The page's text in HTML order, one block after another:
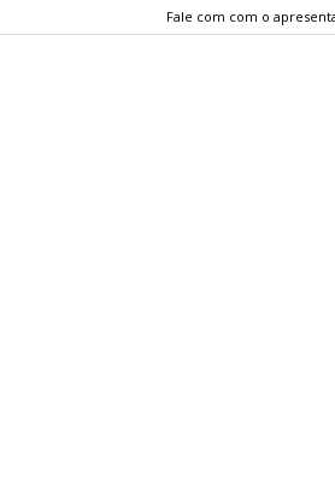
Fale com com o